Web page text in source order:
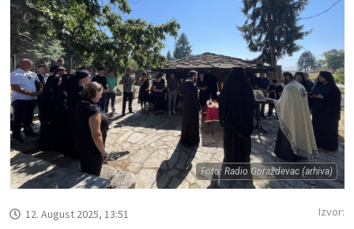
Foto: Radio Goraždevac (arhiva)
12. August 2025, 13:51 Izvor: